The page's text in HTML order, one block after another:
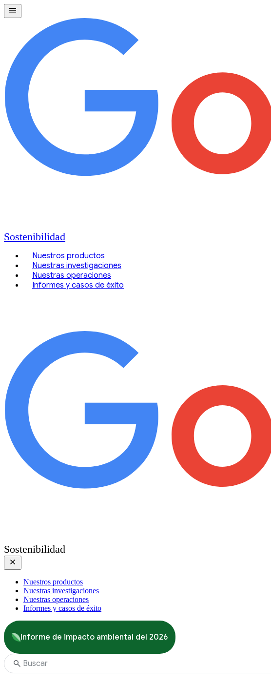
Sostenibilidad
Nuestros productos
Nuestras investigaciones
Nuestras operaciones
Informes y casos de éxito
Sostenibilidad
Nuestros productos
Nuestras investigaciones
Nuestras operaciones
Informes y casos de éxito
Informe de impacto ambiental del 2026